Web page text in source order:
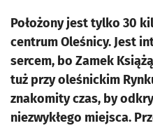
Położony jest tylko 30
centrum Oleśnicy. Jest
sercem, bo Zamek
tuż przy oleśnickim
znakomity czas, by
niezwykłego miejsca.